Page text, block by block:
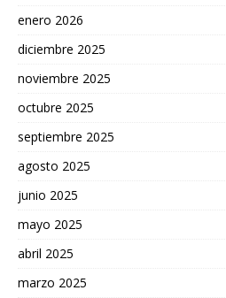
enero 2026
diciembre 2025
noviembre 2025
octubre 2025
septiembre 2025
agosto 2025
junio 2025
mayo 2025
abril 2025
marzo 2025